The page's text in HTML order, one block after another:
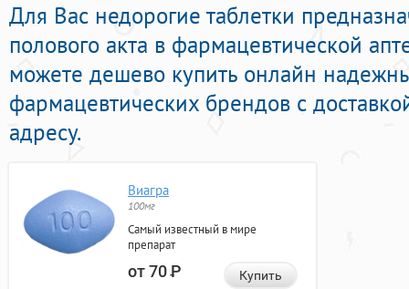
Для Вас недорогие таблетки
полового акта в фармацевтической
можете дешево купить онлайн
фармацевтических брендов с
адресу.
Виагра
100мг
Самый известный в мире
препарат
от 70Р Купить